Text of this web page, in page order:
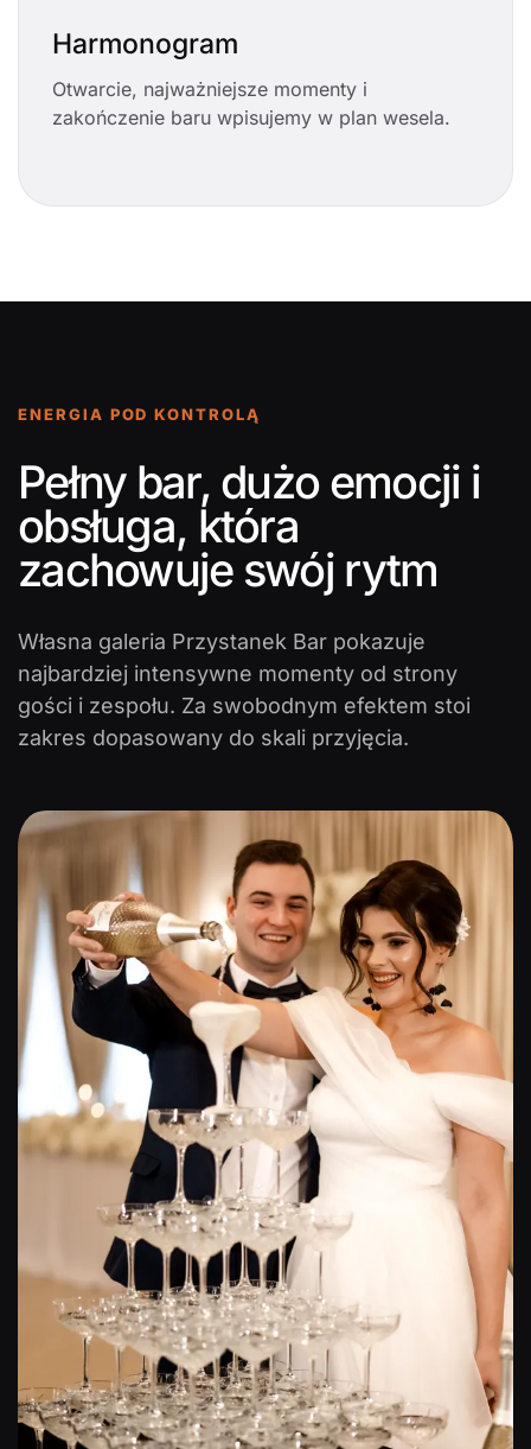
Harmonogram
Otwarcie, najważniejsze momenty i
zakończenie baru wpisujemy w plan wesela.
ENERGIA POD KONTROLĄ
Pełny bar, dużo emocji i
obsługa, która
zachowuje swój rytm
Własna galeria Przystanek Bar pokazuje
najbardziej intensywne momenty od strony
gości i zespołu. Za swobodnym efektem stoi
zakres dopasowany do skali przyjęcia.